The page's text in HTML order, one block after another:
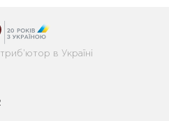
в Україні